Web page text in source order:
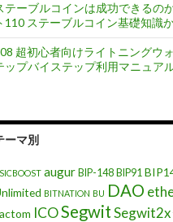
テーブルコインは成功できるの
110 ステーブルコイン基礎知識か
超初心者向けライトニングウ
ップバイステップ利用マニュア
ーマ別
augur BIP-148 BIP91
BITNATION BU DAO
ICOSegwitSegwit2x